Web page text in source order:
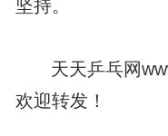
坚持。
天天乒乓网
欢迎转发！